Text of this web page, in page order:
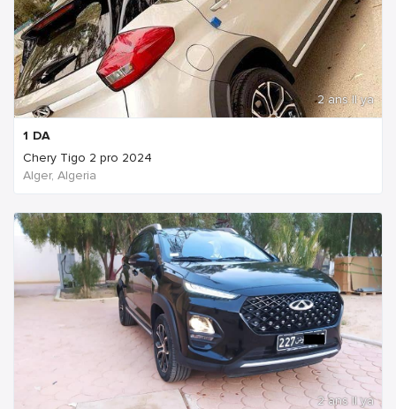
2 ans Il ya
1 DA
Chery Tigo 2 pro 2024
Alger, Algeria
2 ans Il ya